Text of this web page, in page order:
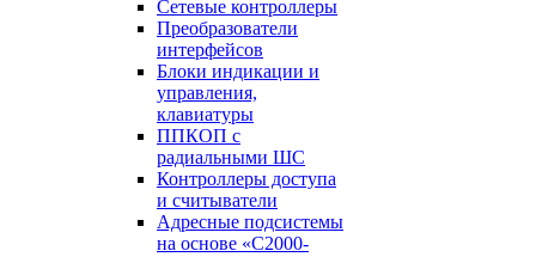
Сетевые контроллеры
Преобразователи
интерфейсов
Блоки индикации и
управления,
клавиатуры
ППКОП с
радиальными ШС
Контроллеры доступа
и считыватели
Адресные подсистемы
на основе «С2000-